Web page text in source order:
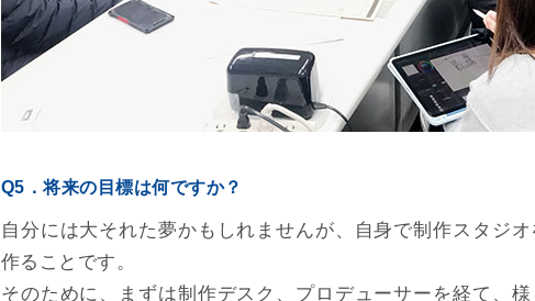
Q5．将来の目標は何ですか？
自分には大それた夢かもしれませんが、自身で制作スタジ
作ることです。
そのために、まずは制作デスク、プロデューサーを経て、